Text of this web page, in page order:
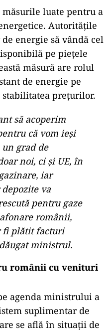
luate pentru a
Autoritățile
energie să vândă cel
pe piețele
măsură are rolul
de energie pe
prețurilor.
să acoperim
că vom ieși
grad de
noi, ci și UE, în
iar
va
pentru gaze
românii,
fi plătit facturi
ministrul.
românii cu venituri
agenda ministrului a
suplimentar de
se află în situații de